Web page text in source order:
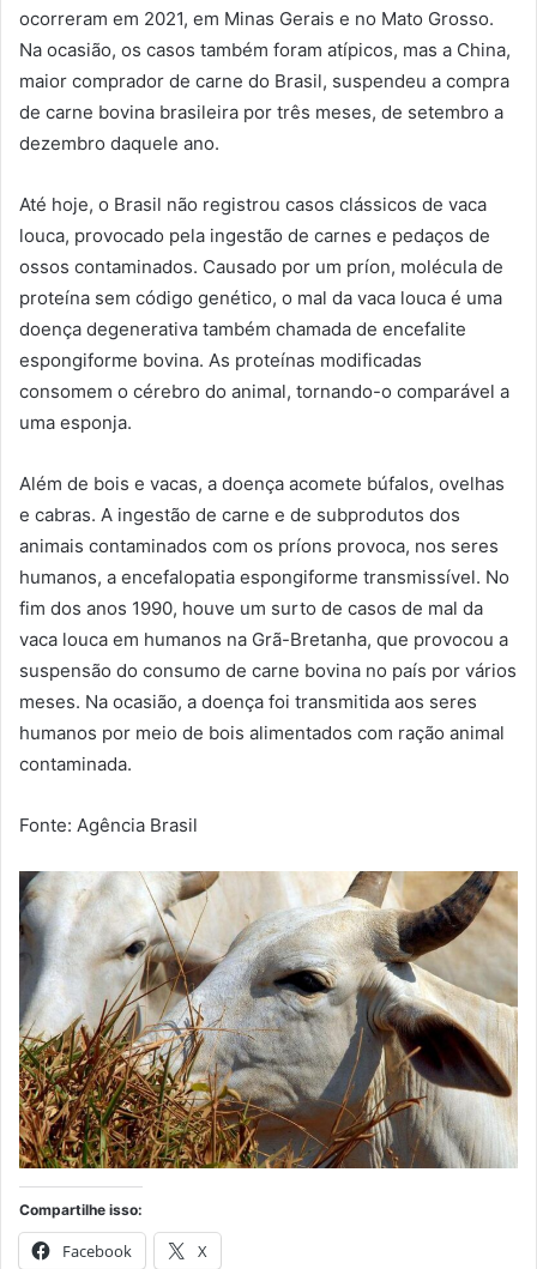
ocorreram em 2021, em Minas Gerais e no Mato Grosso.
Na ocasião, os casos também foram atípicos, mas a China,
maior comprador de carne do Brasil, suspendeu a compra
de carne bovina brasileira por três meses, de setembro a
dezembro daquele ano.
Até hoje, o Brasil não registrou casos clássicos de vaca
louca, provocado pela ingestão de carnes e pedaços de
ossos contaminados. Causado por um príon, molécula de
proteína sem código genético, o mal da vaca louca é uma
doença degenerativa também chamada de encefalite
espongiforme bovina. As proteínas modificadas
consomem o cérebro do animal, tornando-o comparável a
uma esponja.
Além de bois e vacas, a doença acomete búfalos, ovelhas
e cabras. A ingestão de carne e de subprodutos dos
animais contaminados com os príons provoca, nos seres
humanos, a encefalopatia espongiforme transmissível. No
fim dos anos 1990, houve um surto de casos de mal da
vaca louca em humanos na Grã-Bretanha, que provocou a
suspensão do consumo de carne bovina no país por vários
meses. Na ocasião, a doença foi transmitida aos seres
humanos por meio de bois alimentados com ração animal
contaminada.
Fonte: Agência Brasil
Compartilhe isso:
Facebook X